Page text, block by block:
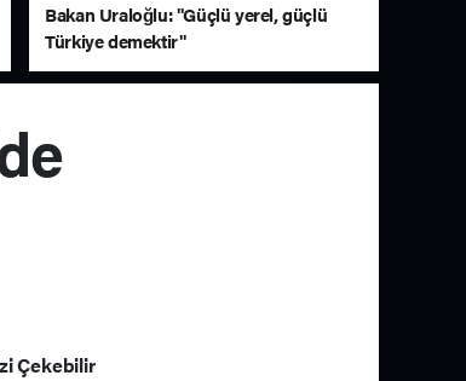
Bakan Uraloğlu: "Güçlü yerel, güçlü
Türkiye demektir"
Çekebilir